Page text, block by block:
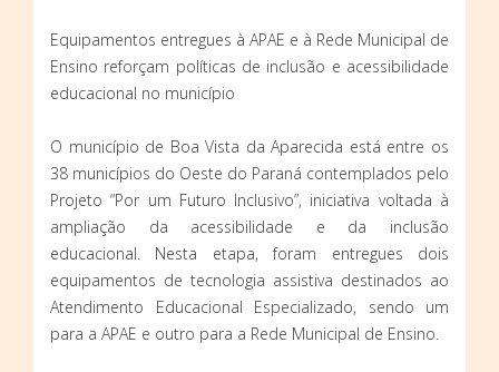
Equipamentos entregues à APAE e à Rede Municipal de
Ensino reforçam políticas de inclusão e acessibilidade
educacional no município
O município de Boa Vista da Aparecida está entre os
38 municípios do Oeste do Paraná contemplados pelo
Projeto “Por um Futuro Inclusivo”, iniciativa voltada à
ampliação da acessibilidade e da inclusão
educacional. Nesta etapa, foram entregues dois
equipamentos de tecnologia assistiva destinados ao
Atendimento Educacional Especializado, sendo um
para a APAE e outro para a Rede Municipal de Ensino.